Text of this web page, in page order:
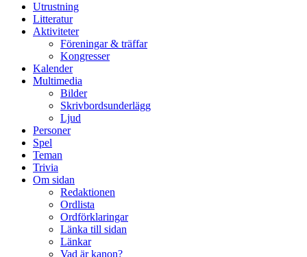
Utrustning
Litteratur
Aktiviteter
Föreningar & träffar
Kongresser
Kalender
Multimedia
Bilder
Skrivbordsunderlägg
Ljud
Personer
Spel
Teman
Trivia
Om sidan
Redaktionen
Ordlista
Ordförklaringar
Länka till sidan
Länkar
Vad är kanon?